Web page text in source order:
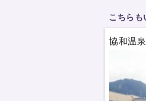
こちらも
協和温